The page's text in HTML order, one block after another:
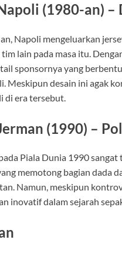
(1980-an) –
Napoli mengeluarkan
lain pada masa itu.
sponsornya yang
Meskipun desain ini agak
di era tersebut.
(1990) –
Piala Dunia 1990
memotong bagian dada
Namun, meskipun
inovatif dalam sejarah